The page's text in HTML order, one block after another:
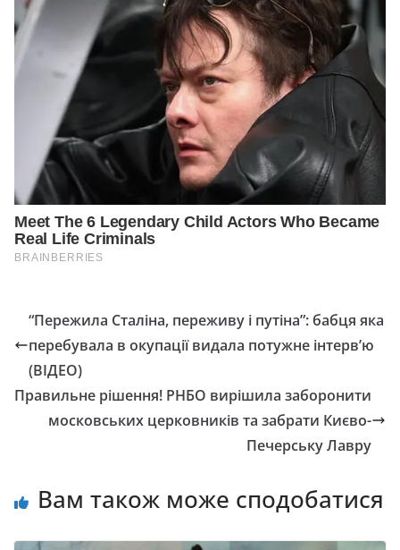
“Пережила Сталіна, переживу і путіна”: бабця яка
перебувала в окупації видала потужне інтерв’ю
(ВІДЕО)
Правильне рішення! РНБО вирішила заборонити
московських церковників та забрати Києво-
Печерську Лавру
Вам також може сподобатися